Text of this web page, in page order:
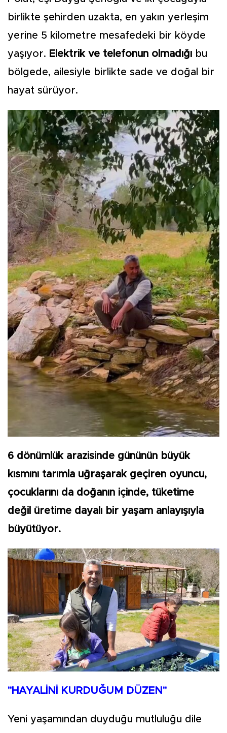
birlikte şehirden uzakta, en yakın yerleşim
yerine 5 kilometre mesafedeki bir köyde
yaşıyor. Elektrik ve telefonun olmadığı bu
bölgede, ailesiyle birlikte sade ve doğal bir
hayat sürüyor.
6 dönümlük arazisinde gününün büyük
kısmını tarımla uğraşarak geçiren oyuncu,
çocuklarını da doğanın içinde, tüketime
değil üretime dayalı bir yaşam anlayışıyla
büyütüyor.
"HAYALİNİ KURDUĞUM DÜZEN"
Yeni yaşamından duyduğu mutluluğu dile